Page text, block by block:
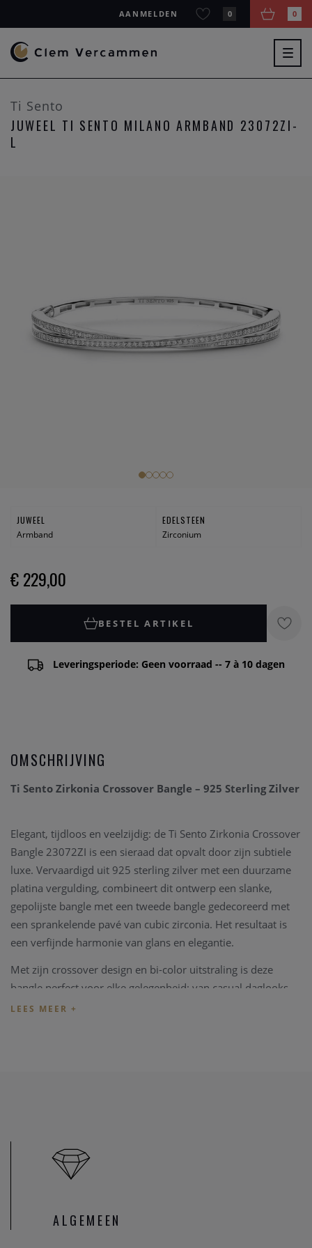
AANMELDEN 0 0
Ti Sento
JUWEEL TI SENTO MILANO ARMBAND 23072ZI-
L
JUWEEL
Armband
EDELSTEEN
Zirconium
€ 229,00
BESTEL ARTIKEL
Leveringsperiode: Geen voorraad -- 7 à 10 dagen
OMSCHRIJVING
Ti Sento Zirkonia Crossover Bangle – 925 Sterling Zilver
Elegant, tijdloos en veelzijdig: de Ti Sento Zirkonia Crossover
Bangle 23072ZI is een sieraad dat opvalt door zijn subtiele
luxe. Vervaardigd uit 925 sterling zilver met een duurzame
platina vergulding, combineert dit ontwerp een slanke,
gepolijste bangle met een tweede bangle gedecoreerd met
een sprankelende pavé van cubic zirconia. Het resultaat is
een verfijnde harmonie van glans en elegantie.
Met zijn crossover design en bi-color uitstraling is deze
bangle perfect voor elke gelegenheid: van casual daglooks
tot stijlvolle avondoutfits. Hypoallergeen en nikkelvrij, biedt
Vorm: Crossover, sculpturaal en elegant
Stijl: Tijdloos en modern
De Circle & Cross-Over collectie van Ti Sento staat bekend
ALGEMEEN